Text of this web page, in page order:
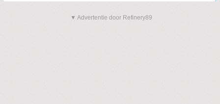
▼ Advertentie door Refinery89